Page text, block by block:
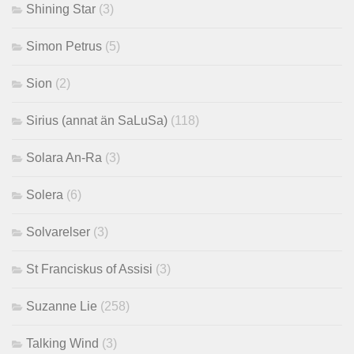
Shining Star (3)
Simon Petrus (5)
Sion (2)
Sirius (annat än SaLuSa) (118)
Solara An-Ra (3)
Solera (6)
Solvarelser (3)
St Franciskus of Assisi (3)
Suzanne Lie (258)
Talking Wind (3)